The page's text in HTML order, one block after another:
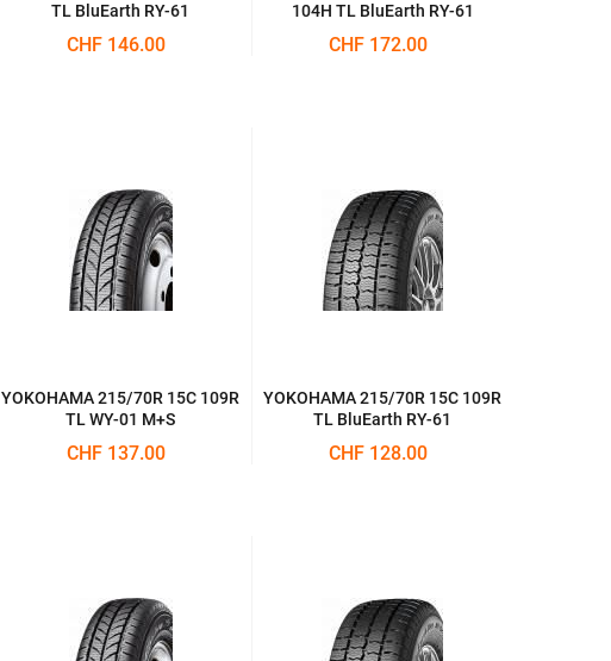
TL BluEarth RY-61
CHF 146.00
104H TL BluEarth RY-61
CHF 172.00
YOKOHAMA 215/70R 15C 109R
TL WY-01 M+S
CHF 137.00
YOKOHAMA 215/70R 15C 109R
TL BluEarth RY-61
CHF 128.00